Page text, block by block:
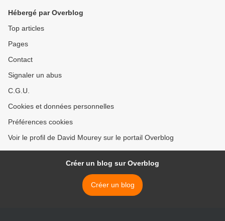
Hébergé par Overblog
Top articles
Pages
Contact
Signaler un abus
C.G.U.
Cookies et données personnelles
Préférences cookies
Voir le profil de David Mourey sur le portail Overblog
Créer un blog sur Overblog
Créer un blog